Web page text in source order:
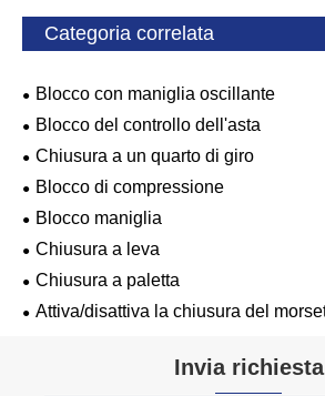
Categoria correlata
Blocco con maniglia oscillante
Blocco del controllo dell'asta
Chiusura a un quarto di giro
Blocco di compressione
Blocco maniglia
Chiusura a leva
Chiusura a paletta
Attiva/disattiva la chiusura del
Invia richiesta